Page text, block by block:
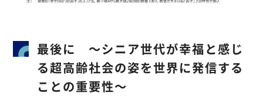
最後に ～シニア世代が幸福と感じ
る超高齢社会の姿を世界に発信する
ことの重要性～